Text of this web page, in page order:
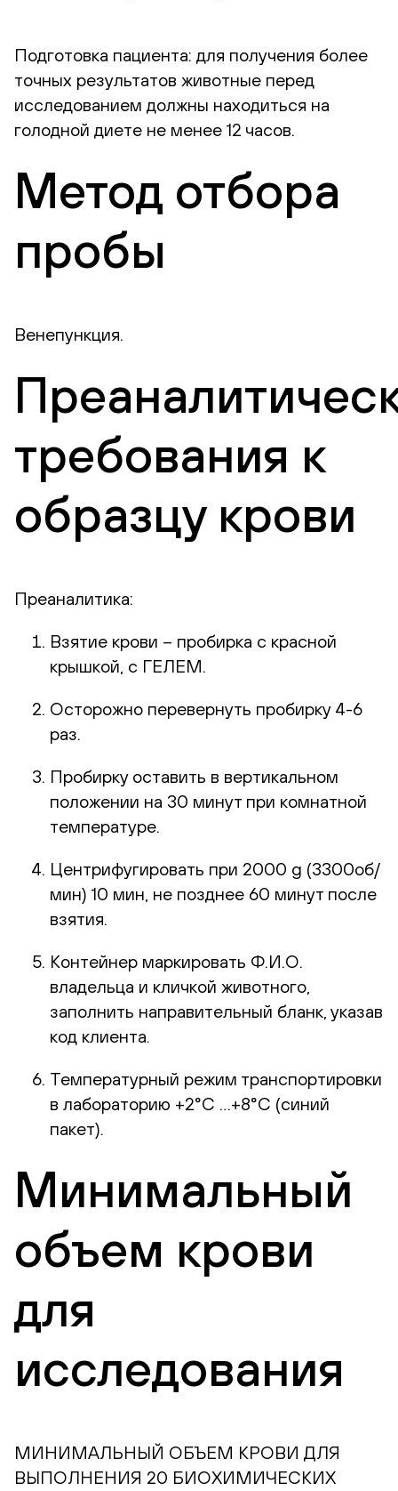
Подготовка пациента: для получения более
точных результатов животные перед
исследованием должны находиться на
голодной диете не менее 12 часов.
Метод отбора
пробы
Венепункция.
требования к
образцу крови
Преаналитика:
Взятие крови – пробирка с красной
крышкой, с ГЕЛЕМ.
Осторожно перевернуть пробирку 4-6
раз.
Пробирку оставить в вертикальном
положении на 30 минут при комнатной
температуре.
Центрифугировать при 2000 g (3300об/
мин) 10 мин, не позднее 60 минут после
взятия.
Контейнер маркировать Ф.И.О.
владельца и кличкой животного,
заполнить направительный бланк, указав
код клиента.
Температурный режим транспортировки
в лабораторию +2°С …+8°С (синий
пакет).
Минимальный
объем крови
для
исследования
МИНИМАЛЬНЫЙ ОБЪЕМ КРОВИ ДЛЯ
ВЫПОЛНЕНИЯ 20 БИОХИМИЧЕСКИХ